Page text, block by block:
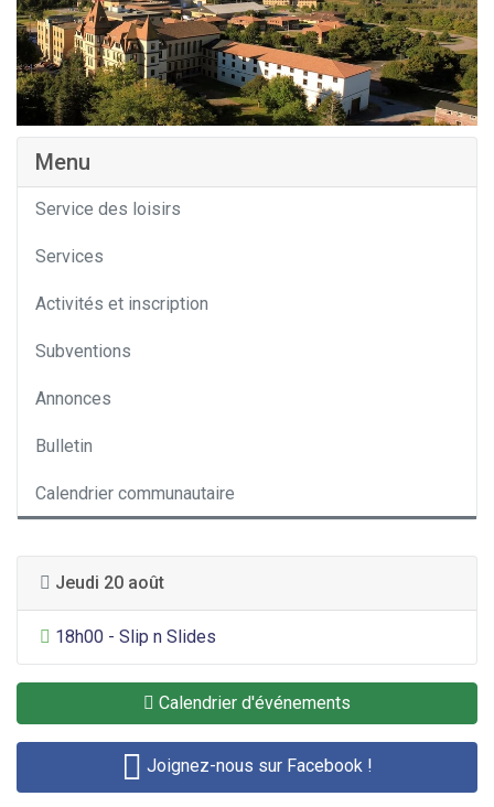
Menu
Service des loisirs
Services
Activités et inscription
Subventions
Annonces
Bulletin
Calendrier communautaire
Jeudi 20 août
Divertissement général
18h00 - Slip n Slides
Calendrier d'événements
Joignez-nous sur Facebook !